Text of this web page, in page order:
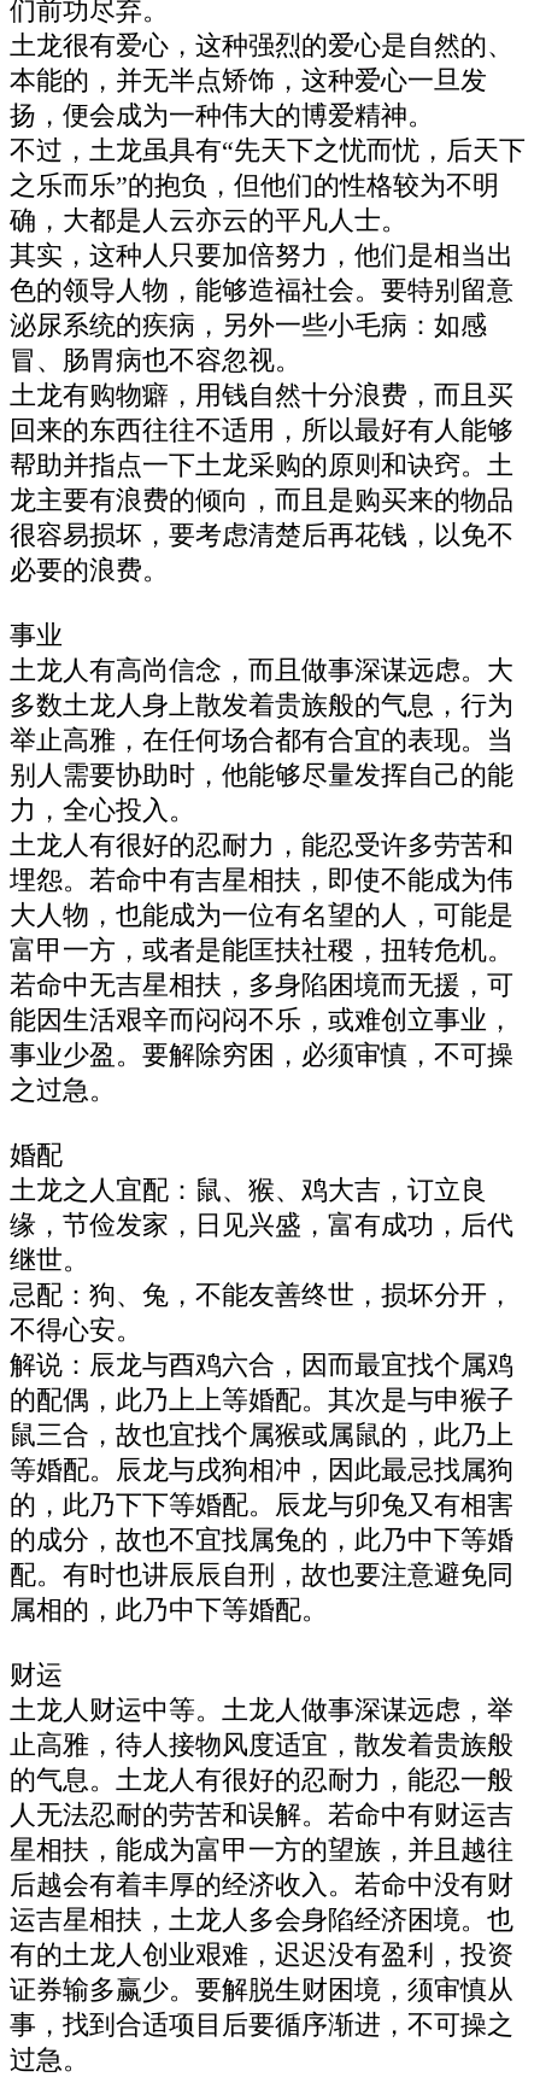
们前功尽弃。
土龙很有爱心，这种强烈的爱心是自然的、
本能的，并无半点矫饰，这种爱心一旦发
扬，便会成为一种伟大的博爱精神。
不过，土龙虽具有“先天下之忧而忧，后天下
之乐而乐”的抱负，但他们的性格较为不明
确，大都是人云亦云的平凡人士。
其实，这种人只要加倍努力，他们是相当出
色的领导人物，能够造福社会。要特别留意
泌尿系统的疾病，另外一些小毛病：如感
冒、肠胃病也不容忽视。
土龙有购物癖，用钱自然十分浪费，而且买
回来的东西往往不适用，所以最好有人能够
帮助并指点一下土龙采购的原则和诀窍。土
龙主要有浪费的倾向，而且是购买来的物品
很容易损坏，要考虑清楚后再花钱，以免不
必要的浪费。
事业
土龙人有高尚信念，而且做事深谋远虑。大
多数土龙人身上散发着贵族般的气息，行为
举止高雅，在任何场合都有合宜的表现。当
别人需要协助时，他能够尽量发挥自己的能
力，全心投入。
土龙人有很好的忍耐力，能忍受许多劳苦和
埋怨。若命中有吉星相扶，即使不能成为伟
大人物，也能成为一位有名望的人，可能是
富甲一方，或者是能匡扶社稷，扭转危机。
若命中无吉星相扶，多身陷困境而无援，可
能因生活艰辛而闷闷不乐，或难创立事业，
事业少盈。要解除穷困，必须审慎，不可操
之过急。
婚配
土龙之人宜配：鼠、猴、鸡大吉，订立良
缘，节俭发家，日见兴盛，富有成功，后代
继世。
忌配：狗、兔，不能友善终世，损坏分开，
不得心安。
解说：辰龙与酉鸡六合，因而最宜找个属鸡
的配偶，此乃上上等婚配。其次是与申猴子
鼠三合，故也宜找个属猴或属鼠的，此乃上
等婚配。辰龙与戌狗相冲，因此最忌找属狗
的，此乃下下等婚配。辰龙与卯兔又有相害
的成分，故也不宜找属兔的，此乃中下等婚
配。有时也讲辰辰自刑，故也要注意避免同
属相的，此乃中下等婚配。
财运
土龙人财运中等。土龙人做事深谋远虑，举
止高雅，待人接物风度适宜，散发着贵族般
的气息。土龙人有很好的忍耐力，能忍一般
人无法忍耐的劳苦和误解。若命中有财运吉
星相扶，能成为富甲一方的望族，并且越往
后越会有着丰厚的经济收入。若命中没有财
运吉星相扶，土龙人多会身陷经济困境。也
有的土龙人创业艰难，迟迟没有盈利，投资
证券输多赢少。要解脱生财困境，须审慎从
事，找到合适项目后要循序渐进，不可操之
过急。